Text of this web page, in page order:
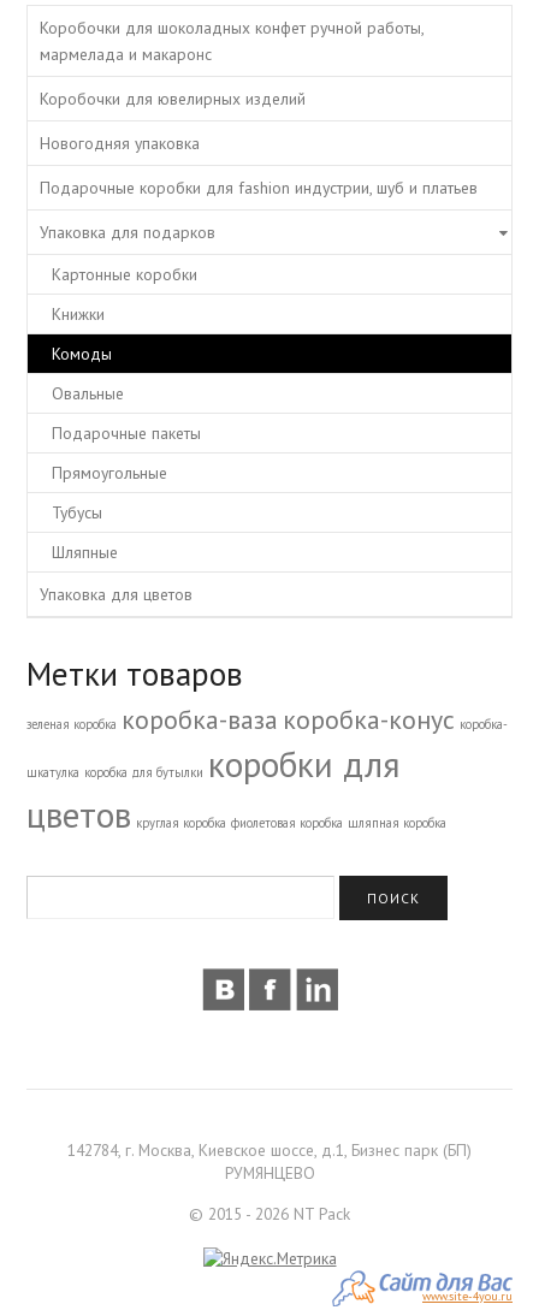
Коробочки для шоколадных конфет ручной работы,
мармелада и макаронс
Коробочки для ювелирных изделий
Новогодняя упаковка
Подарочные коробки для fashion индустрии, шуб и платьев
Упаковка для подарков
Картонные коробки
Книжки
Комоды
Овальные
Подарочные пакеты
Прямоугольные
Тубусы
Шляпные
Упаковка для цветов
Метки товаров
зеленая коробка коробка-ваза коробка-конус коробка-
шкатулка коробка для бутылки коробки для
цветов круглая коробка фиолетовая коробка шляпная коробка
142784, г. Москва, Киевское шоссе, д.1, Бизнес парк (БП)
РУМЯНЦЕВО
© 2015 - 2026 NT Pack
www.site-4you.ru